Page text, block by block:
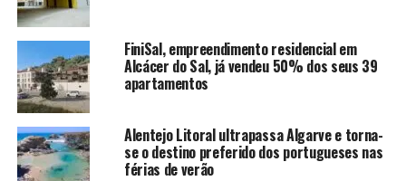
FiniSal, empreendimento residencial em
Alcácer do Sal, já vendeu 50% dos seus 39
apartamentos
Alentejo Litoral ultrapassa Algarve e torna-
se o destino preferido dos portugueses nas
férias de verão